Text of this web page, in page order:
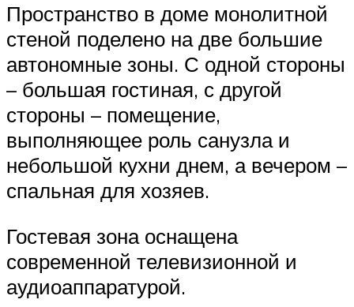
Пространство в доме монолитной
стеной поделено на две большие
автономные зоны. С одной стороны
– большая гостиная, с другой
стороны – помещение,
выполняющее роль санузла и
небольшой кухни днем, а вечером –
спальная для хозяев.
Гостевая зона оснащена
современной телевизионной и
аудиоаппаратурой.